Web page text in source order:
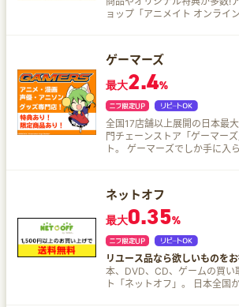
ョップ「アニメイト オンラインシ
料キャンペーンなども多数実施
ゲーマーズ
最大2.4%
全国17店舗以上展開の日本最
門チェーンストア「ゲーマー
ト。 ゲーマーズでしか手に入らないキャラグッズ
優関連商品、限定イベント応
さまざまな商品をそろえており
ネットオフ
最大0.35%
リユース品なら欲しいものを
本、DVD、CD、ゲームの買い
ト「ネットオフ」。 日本全国から買い取りした本